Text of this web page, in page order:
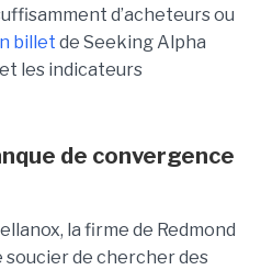
d’acheteurs ou
billet de Seeking Alpha
les indicateurs
de convergence
la firme de Redmond
soucier de chercher des